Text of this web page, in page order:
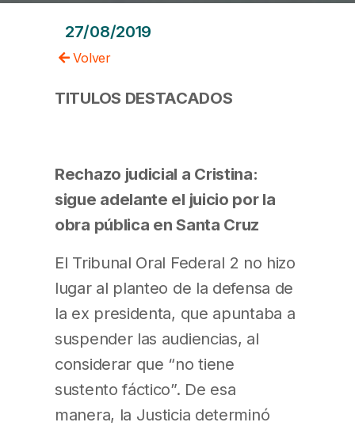
27/08/2019
Volver
TITULOS DESTACADOS
Rechazo judicial a Cristina:
sigue adelante el juicio por la
obra pública en Santa Cruz
El Tribunal Oral Federal 2 no hizo
lugar al planteo de la defensa de
la ex presidenta, que apuntaba a
suspender las audiencias, al
considerar que “no tiene
sustento fáctico”. De esa
manera, la Justicia determinó